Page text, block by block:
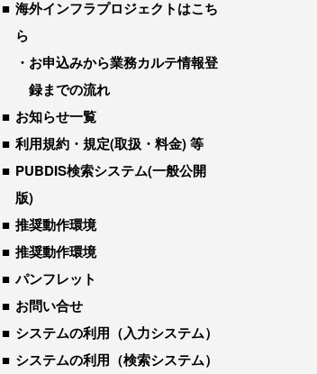
海外インフラプロジェクトはこち
ら
お申込みから業務カルテ情報登
録までの流れ
お知らせ一覧
利用規約・規定(取扱・料金) 等
PUBDIS検索システム(一般公開
版)
推奨動作環境
推奨動作環境
パンフレット
お問い合せ
システムの利用（入力システム）
システムの利用（検索システム）